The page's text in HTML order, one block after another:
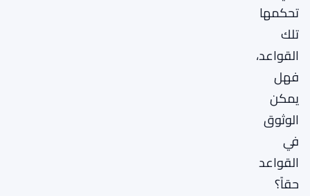
تحكمها
تلك
القواعد،
فهل
يمكن
الوثوق
في
القواعد
حقاً؟